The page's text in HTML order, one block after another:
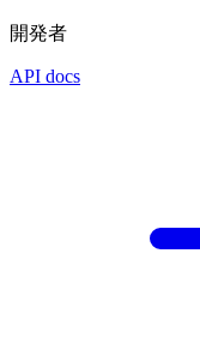
開発者
API docs